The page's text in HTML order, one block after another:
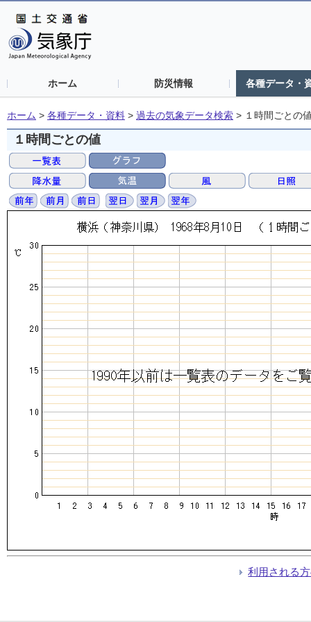
ホーム 防災情報 各種データ・
ホーム > 各種データ・資料 > 過去の気象データ検索 > １時間ごとの
１時間ごとの値
利用される